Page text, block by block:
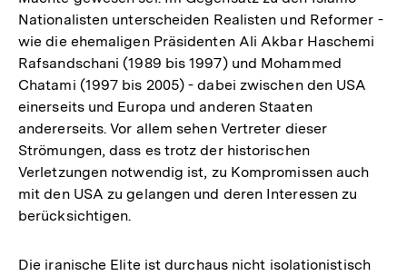
Nationalisten unterscheiden Realisten und Reformer -
wie die ehemaligen Präsidenten Ali Akbar Haschemi
Rafsandschani (1989 bis 1997) und Mohammed
Chatami (1997 bis 2005) - dabei zwischen den USA
einerseits und Europa und anderen Staaten
andererseits. Vor allem sehen Vertreter dieser
Strömungen, dass es trotz der historischen
Verletzungen notwendig ist, zu Kompromissen auch
mit den USA zu gelangen und deren Interessen zu
berücksichtigen.
Die iranische Elite ist durchaus nicht isolationistisch